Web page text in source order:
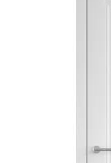
Фото работ